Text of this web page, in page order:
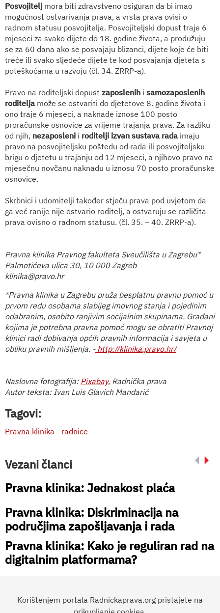
Posvojitelj mora biti zdravstveno osiguran da bi imao
mogućnost ostvarivanja prava, a vrsta prava ovisi o
radnom statusu posvojitelja. Posvojiteljski dopust traje 6
mjeseci za svako dijete do 18. godine života, a produžuju
se za 60 dana ako se posvajaju blizanci, dijete koje će biti
treće ili svako sljedeće dijete te kod posvajanja djeteta s
poteškoćama u razvoju (čl. 34. ZRRP-a).
Pravo na roditeljski dopust zaposlenih i samozaposlenih
roditelja može se ostvariti do djetetove 8. godine života i
ono traje 6 mjeseci, a naknade iznose 100 posto
proračunske osnovice za vrijeme trajanja prava. Za razliku
od njih, nezaposleni i roditelji izvan sustava rada imaju
pravo na posvojiteljsku poštedu od rada ili posvojiteljsku
brigu o djetetu u trajanju od 12 mjeseci, a njihovo pravo na
mjesečnu novčanu naknadu u iznosu 70 posto proračunske
osnovice.
Skrbnici i udomitelji također stječu prava pod uvjetom da
ga već ranije nije ostvario roditelj, a ostvaruju se različita
prava ovisno o radnom statusu. (čl. 35. – 40. ZRRP-a).
Pravna klinika Pravnog fakulteta Sveučilišta u Zagrebu*
Palmotićeva ulica 30, 10 000 Zagreb
klinika@pravo.hr
*Pravna klinika u Zagrebu pruža besplatnu pravnu pomoć u
prvom redu osobama slabijeg imovnog stanja i pojedinim
odabranim, osobito ranjivim socijalnim skupinama. Građani
kojima je potrebna pravna pomoć mogu se obratiti Pravnoj
klinici radi dobivanja općih pravnih informacija i savjeta u
obliku pravnih mišljenja. -http://klinika.pravo.hr/
Naslovna fotografija: Pixabay, Radnička prava
Autor teksta: Ivan Luis Glavich Mandarić
Tagovi:
Pravna klinika radnice
Vezani članci
Pravna klinika: Jednakost plaća
Pravna klinika: Diskriminacija na
područjima zapošljavanja i rada
Pravna klinika: Kako je reguliran rad na
digitalnim platformama?
Korištenjem portala Radnickaprava.org pristajete na